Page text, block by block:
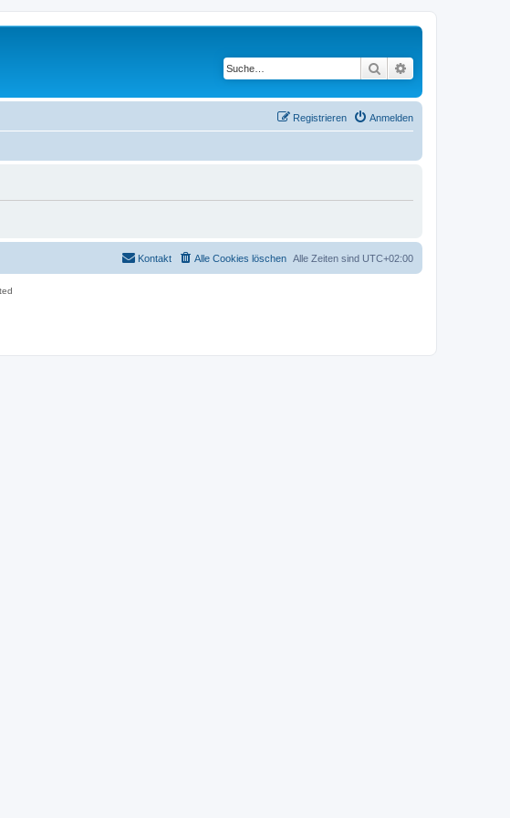
Suche
Anmelden
Registrieren
Alle Zeiten sind UTC+02:00
Alle Cookies löschen
Kontakt